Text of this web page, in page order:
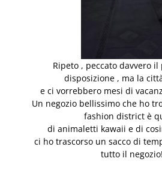
Ripeto , peccato davvero il
disposizione , ma la
e ci vorrebbero mesi di
Un negozio bellissimo che ho
fashion district è
di animaletti kawaii e di
ci ho trascorso un sacco di
tutto il